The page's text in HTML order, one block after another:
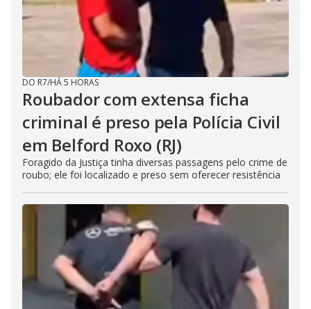
DO R7/HÁ 5 HORAS
Roubador com extensa ficha
criminal é preso pela Polícia Civil
em Belford Roxo (RJ)
Foragido da Justiça tinha diversas passagens pelo crime de
roubo; ele foi localizado e preso sem oferecer resistência